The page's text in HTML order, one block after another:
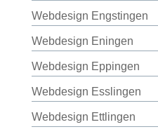
Webdesign Engstingen
Webdesign Eningen
Webdesign Eppingen
Webdesign Esslingen
Webdesign Ettlingen